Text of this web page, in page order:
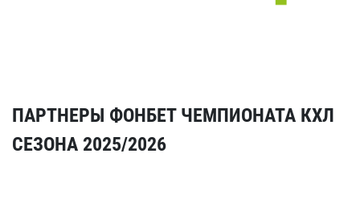
ПАРТНЕРЫ ФОНБЕТ ЧЕМПИОНАТА КХЛ
СЕЗОНА 2025/2026